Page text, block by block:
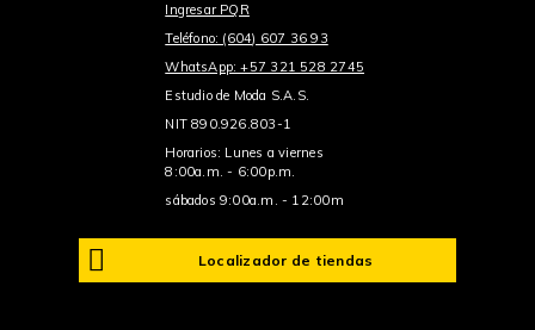
Ingresar PQR
Teléfono: (604) 607 36 93
WhatsApp: +57 321 528 2745
Estudio de Moda S.A.S.
NIT 890.926.803-1
Horarios: Lunes a viernes
8:00a.m. - 6:00p.m.
sábados 9:00a.m. - 12:00m
Localizador de tiendas